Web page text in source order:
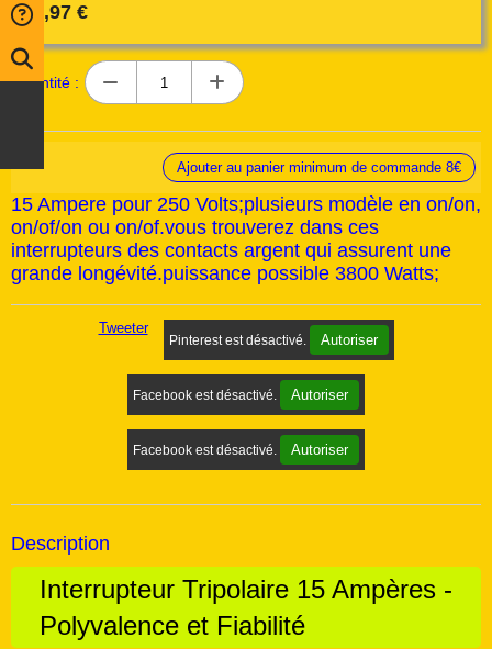
13,97 €
Quantité :
Ajouter au panier minimum de commande 8€
15 Ampere pour 250 Volts;plusieurs modèle en on/on,
on/of/on ou on/of.vous trouverez dans ces
interrupteurs des contacts argent qui assurent une
grande longévité.puissance possible 3800 Watts;
Tweeter
Pinterest est désactivé. Autoriser
Facebook est désactivé. Autoriser
Facebook est désactivé. Autoriser
Description
Interrupteur Tripolaire 15 Ampères -
Polyvalence et Fiabilité